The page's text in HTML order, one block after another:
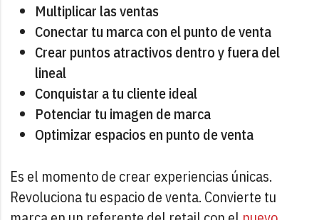
Multiplicar las ventas
Conectar tu marca con el punto de venta
Crear puntos atractivos dentro y fuera del
lineal
Conquistar a tu cliente ideal
Potenciar tu imagen de marca
Optimizar espacios en punto de venta
Es el momento de crear experiencias únicas.
Revoluciona tu espacio de venta. Convierte tu